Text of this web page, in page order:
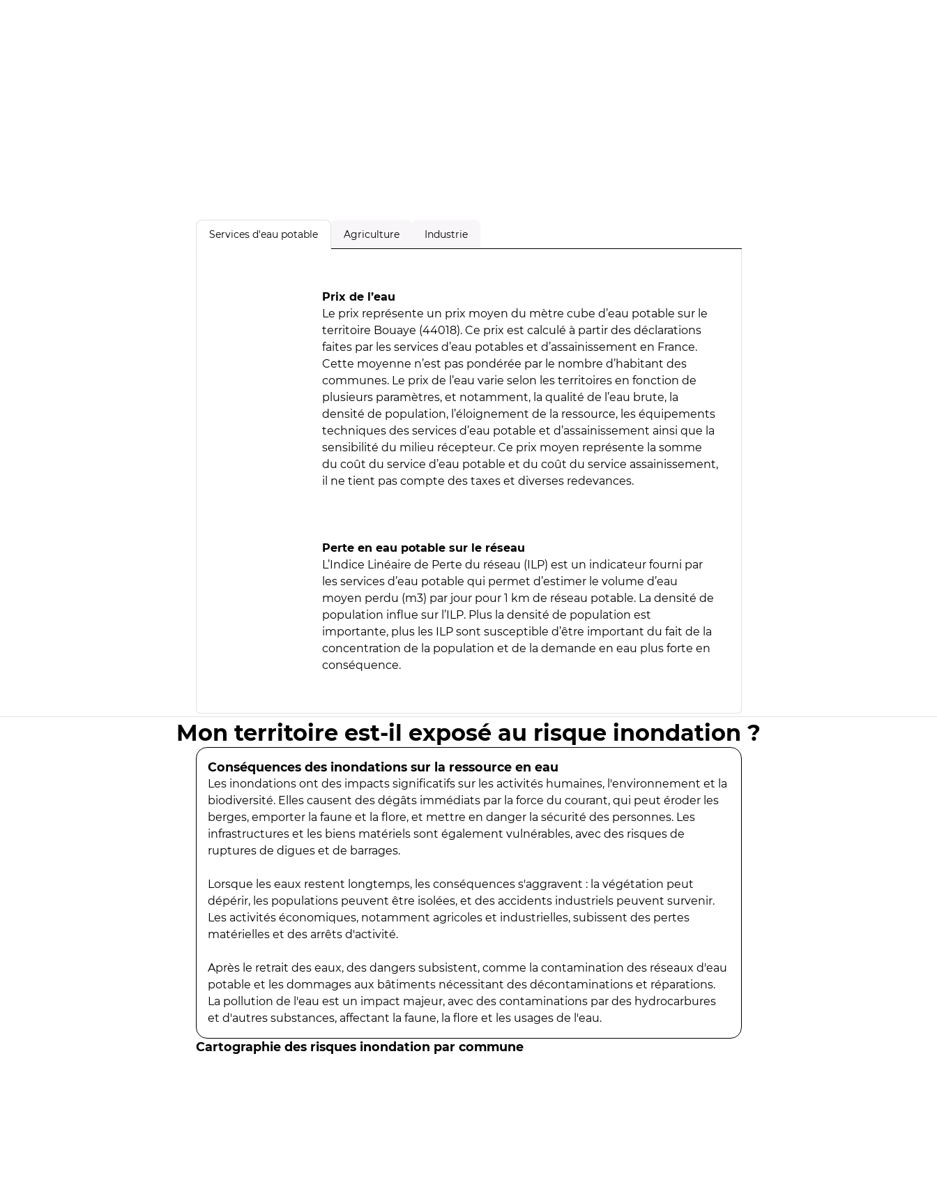
Services d'eau potable Agriculture Industrie
Prix de l’eau
Le prix représente un prix moyen du mètre cube d’eau potable sur le
territoire Bouaye (44018). Ce prix est calculé à partir des déclarations
faites par les services d’eau potables et d’assainissement en France.
Cette moyenne n’est pas pondérée par le nombre d’habitant des
communes. Le prix de l’eau varie selon les territoires en fonction de
plusieurs paramètres, et notamment, la qualité de l’eau brute, la
densité de population, l’éloignement de la ressource, les équipements
techniques des services d’eau potable et d’assainissement ainsi que la
sensibilité du milieu récepteur. Ce prix moyen représente la somme
du coût du service d’eau potable et du coût du service assainissement,
il ne tient pas compte des taxes et diverses redevances.
Perte en eau potable sur le réseau
L’Indice Linéaire de Perte du réseau (ILP) est un indicateur fourni par
les services d’eau potable qui permet d’estimer le volume d’eau
moyen perdu (m3) par jour pour 1 km de réseau potable. La densité de
population influe sur l’ILP. Plus la densité de population est
importante, plus les ILP sont susceptible d’être important du fait de la
concentration de la population et de la demande en eau plus forte en
conséquence.
Mon territoire est-il exposé au risque inondation ?
Conséquences des inondations sur la ressource en eau
Les inondations ont des impacts significatifs sur les activités humaines, l'environnement et la
biodiversité. Elles causent des dégâts immédiats par la force du courant, qui peut éroder les
berges, emporter la faune et la flore, et mettre en danger la sécurité des personnes. Les
infrastructures et les biens matériels sont également vulnérables, avec des risques de
ruptures de digues et de barrages.
Lorsque les eaux restent longtemps, les conséquences s'aggravent : la végétation peut
dépérir, les populations peuvent être isolées, et des accidents industriels peuvent survenir.
Les activités économiques, notamment agricoles et industrielles, subissent des pertes
matérielles et des arrêts d'activité.
Après le retrait des eaux, des dangers subsistent, comme la contamination des réseaux d'eau
potable et les dommages aux bâtiments nécessitant des décontaminations et réparations.
La pollution de l'eau est un impact majeur, avec des contaminations par des hydrocarbures
et d'autres substances, affectant la faune, la flore et les usages de l'eau.
Cartographie des risques inondation par commune